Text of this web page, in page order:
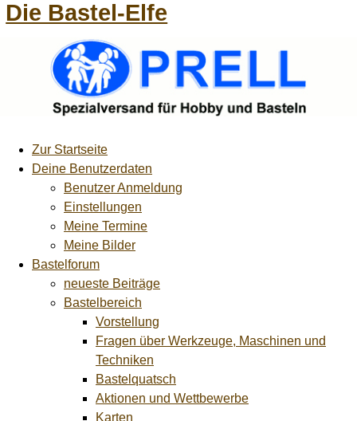
Die Bastel-Elfe
Zur Startseite
Deine Benutzerdaten
Benutzer Anmeldung
Einstellungen
Meine Termine
Meine Bilder
Bastelforum
neueste Beiträge
Bastelbereich
Vorstellung
Fragen über Werkzeuge, Maschinen und
Techniken
Bastelquatsch
Aktionen und Wettbewerbe
Karten